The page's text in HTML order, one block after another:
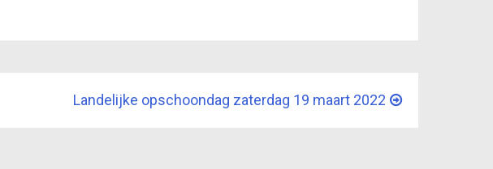
Landelijke opschoondag zaterdag 19 maart 2022